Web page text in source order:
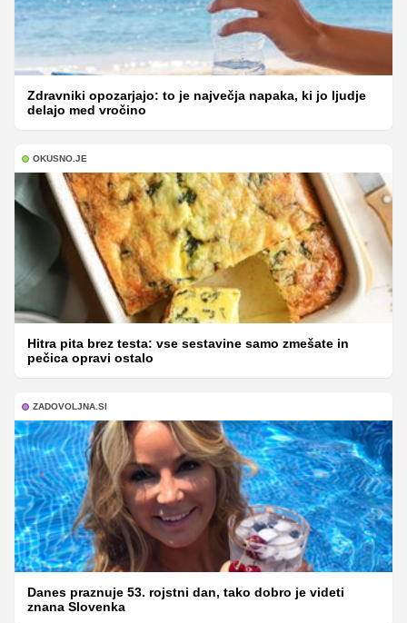
Zdravniki opozarjajo: to je največja napaka, ki jo ljudje
delajo med vročino
OKUSNO.JE
Hitra pita brez testa: vse sestavine samo zmešate in
pečica opravi ostalo
ZADOVOLJNA.SI
Danes praznuje 53. rojstni dan, tako dobro je videti
znana Slovenka